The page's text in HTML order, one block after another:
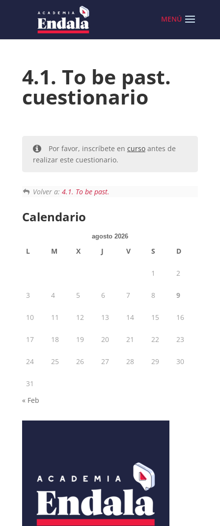
4.1. To be past.
cuestionario
Por favor, inscríbete en cursoantes de
realizar este cuestionario.
Volver a:4.1. To be past.
Calendario
agosto 2026
L M X J V S D
1 2
3 4 5 6 7 8 9
10 11 12 13 14 15 16
17 18 19 20 21 22 23
24 25 26 27 28 29 30
31
« Feb